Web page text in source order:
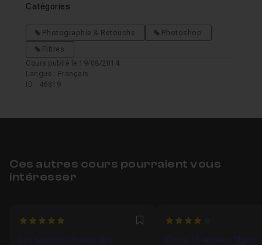
Catégories
Photographie & Retouche
Photoshop
Filtres
Cours publié le 19/08/2014
Langue : Français
ID : 46819
Ces autres cours pourraient vous
intéresser
5 Favori
Les secrets révélés des
4
Créez 15 actions